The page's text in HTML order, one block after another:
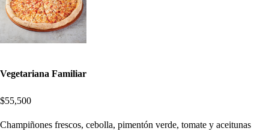
Vegetariana Familiar
$55,500
Champiñones frescos, cebolla, pimentón verde, tomate y aceitunas